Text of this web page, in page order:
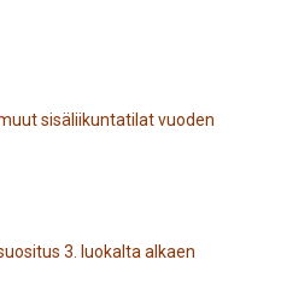
sisäliikuntatilat vuoden
3. luokalta alkaen